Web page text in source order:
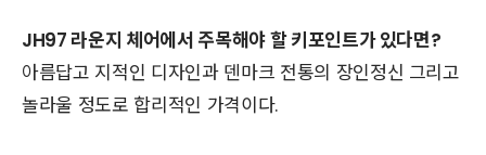
JH97 라운지 체어에서 주목해야 할 키포인트가 있다면?
아름답고 지적인 디자인과 덴마크 전통의 장인정신 그리고
놀라울 정도로 합리적인 가격이다.